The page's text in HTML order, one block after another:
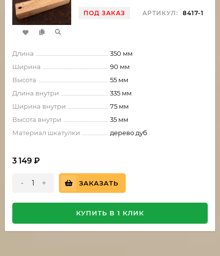
ПОД ЗАКАЗ АРТИКУЛ: 8417-1
Длина
350 мм
Ширина
90 мм
Высота
55 мм
Длина внутри
335 мм
Ширина внутри
75 мм
Высота внутри
35 мм
Материал шкатулки
дерево дуб
3 149 ₽
- + ЗАКАЗАТЬ
КУПИТЬ В 1 КЛИК